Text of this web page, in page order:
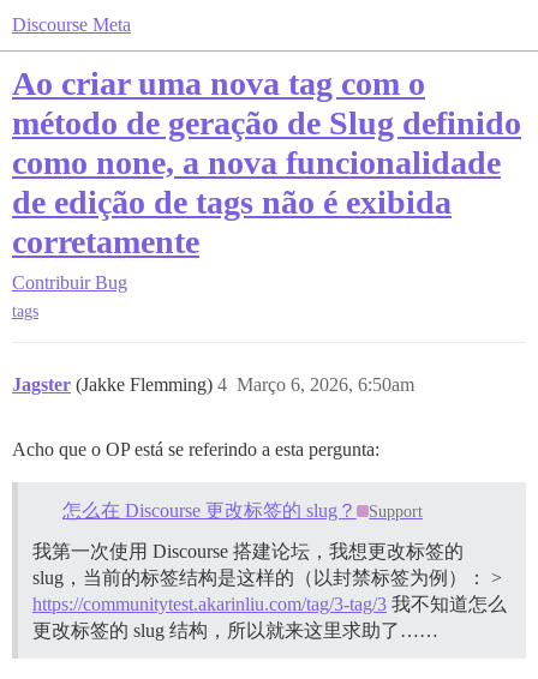
Discourse Meta
Ao criar uma nova tag com o
método de geração de Slug definido
como none, a nova funcionalidade
de edição de tags não é exibida
corretamente
Contribuir Bug
tags
Jagster (Jakke Flemming) Março 6, 2026, 6:50am
4
Acho que o OP está se referindo a esta pergunta:
怎么在 Discourse 更改标签的 slug？ Support
我第一次使用 Discourse 搭建论坛，我想更改标签的
slug，当前的标签结构是这样的（以封禁标签为例）： >
https://communitytest.akarinliu.com/tag/3-tag/3 我不知道怎么
更改标签的 slug 结构，所以就来这里求助了……